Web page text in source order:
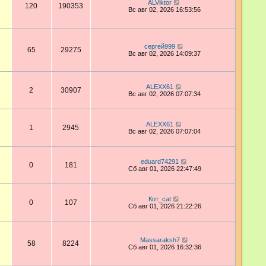
120 190353
ALViktor
Вс авг 02, 2026 16:53:56
65 29275
сергей999
Вс авг 02, 2026 14:09:37
2 30907
ALEXX61
Вс авг 02, 2026 07:07:34
1 2945
ALEXX61
Вс авг 02, 2026 07:07:04
0 181
eduard74291
Сб авг 01, 2026 22:47:49
0 107
Кот_cat
Сб авг 01, 2026 21:22:26
58 8224
Massaraksh7
Сб авг 01, 2026 16:32:36